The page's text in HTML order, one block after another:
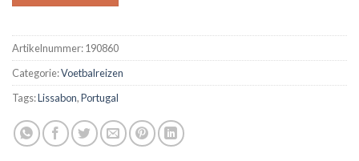
Artikelnummer:190860
Categorie:Voetbalreizen
Tags:Lissabon,Portugal